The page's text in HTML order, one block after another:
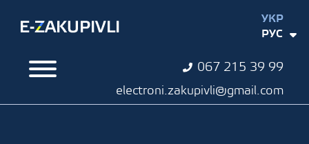
067 215 39 99
electroni.zakupivli@gmail.com
УКР
РУС